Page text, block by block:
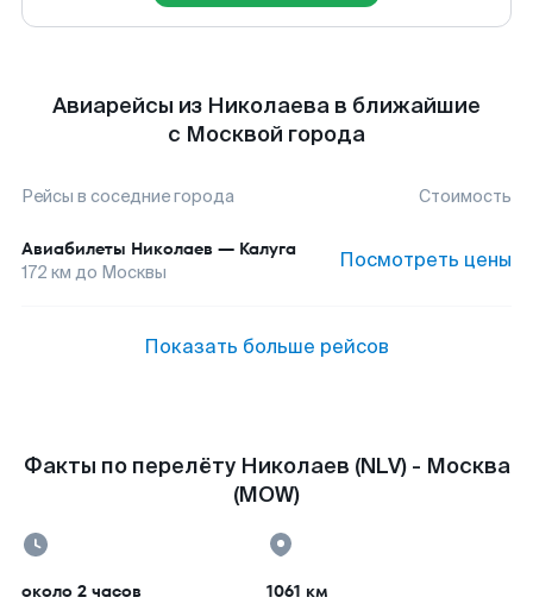
Авиарейсы из Николаева в ближайшие
с Москвой города
Рейсы в соседние города Стоимость
Авиабилеты Николаев — Калуга
172 км до Москвы Посмотреть цены
Показать больше рейсов
Факты по перелёту Николаев (NLV) - Москва
(MOW)
около 2 часов 1061 км